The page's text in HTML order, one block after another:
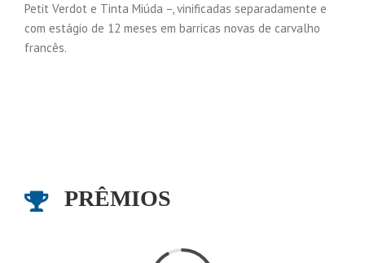
Petit Verdot e Tinta Miúda –, vinificadas separadamente e
com estágio de 12 meses em barricas novas de carvalho
francês.
PRÊMIOS